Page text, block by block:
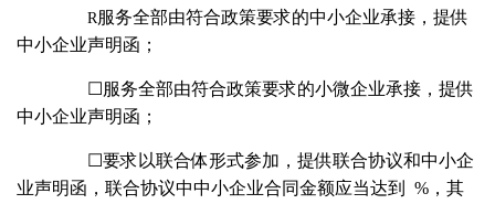
R服务全部由符合政策要求的中小企业承接，提供
中小企业声明函；
☐服务全部由符合政策要求的小微企业承接，提供
中小企业声明函；
☐要求以联合体形式参加，提供联合协议和中小企
业声明函，联合协议中中小企业合同金额应当达到 %，其